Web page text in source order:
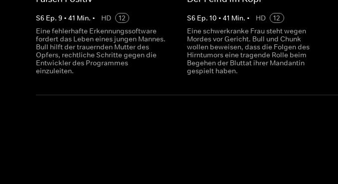
S6 Ep. 9 • 41 Min. • HD
12
Eine fehlerhafte Erkennungssoftware
fordert das Leben eines jungen Mannes.
Bull hilft der trauernden Mutter des
Opfers, rechtliche Schritte gegen die
Entwickler des Programmes
einzuleiten.
S6 Ep.10 •41 Min. • HD
12
Eine schwerkranke Frau steht wegen
Mordes vor Gericht. Bull und Chunk
wollen beweisen, dass die Folgen des
Hirntumors eine tragende Rolle beim
Begehen der Bluttat ihrer Mandantin
gespielt haben.